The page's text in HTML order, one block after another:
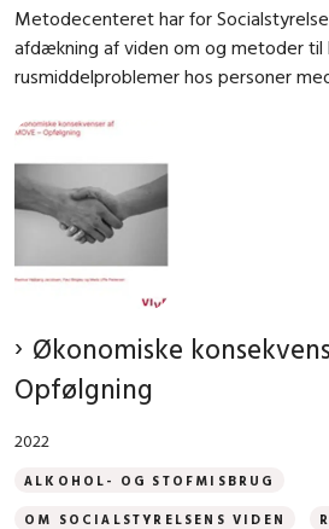
Metodecenteret har for
afdækning af viden om og metoder til
rusmiddelproblemer hos personer
Økonomiske
Opfølgning
2022
ALKOHOL- OG STOFMISBRUG
OM SOCIALSTYRELSENS VIDEN